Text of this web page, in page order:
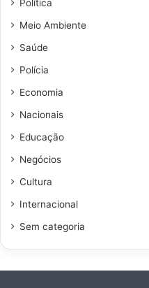
Política
Meio Ambiente
Saúde
Polícia
Economia
Nacionais
Educação
Negócios
Cultura
Internacional
Sem categoria